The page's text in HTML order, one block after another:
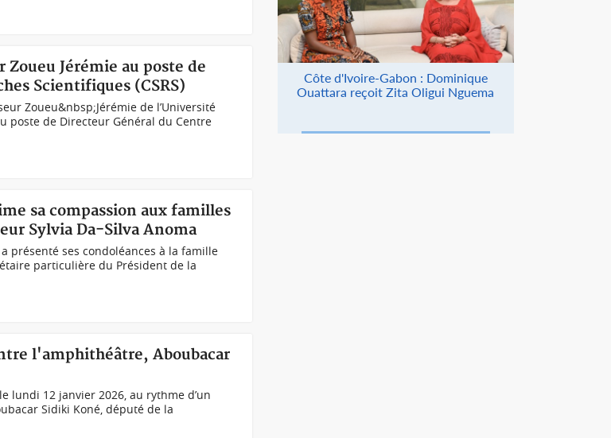
Jérémie au poste de
Scientifiques (CSRS)
Zoueu&nbsp;Jérémie de l’Université
poste de Directeur Général du Centre
sa compassion aux familles
Sylvia Da-Silva Anoma
présenté ses condoléances à la famille
particulière du Président de la
l'amphithéâtre, Aboubacar
lundi 12 janvier 2026, au rythme d’un
Sidiki Koné, député de la
Côte d'Ivoire-Gabon : Dominique
Ouattara reçoit Zita Oligui Nguema